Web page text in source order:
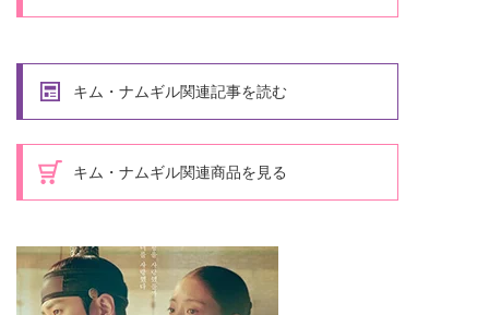
キム・ナムギル関連記事を読む
キム・ナムギル関連商品を見る